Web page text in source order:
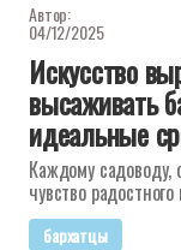
Автор:
04/12/2025
Искусство
высаживать
идеальные
Каждому садоводу,
чувство
бархатцы